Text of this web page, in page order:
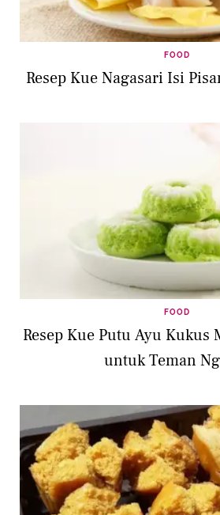
FOOD
Resep Kue Nagasari Isi
FOOD
Resep Kue Putu Ayu Kukus
untuk Teman